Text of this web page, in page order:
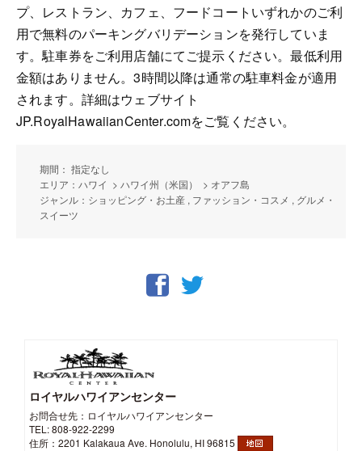
プ、レストラン、カフェ、フードコートいずれかのご利
用で無料のパーキングバリデーションを発行していま
す。駐車券をご利用店舗にてご提示ください。最低利用
金額はありません。3時間以降は通常の駐車料金が適用
されます。詳細はウェブサイト
JP.RoyalHawaiianCenter.comをご覧ください。
期間： 指定なし
エリア：ハワイ > ハワイ州（米国） > オアフ島
ジャンル：ショッピング・お土産 , ファッション・コスメ , グルメ・
スイーツ
ロイヤルハワイアンセンター
お問合せ先：ロイヤルハワイアンセンター
TEL: 808-922-2299
住所：2201 Kalakaua Ave. Honolulu, HI 96815